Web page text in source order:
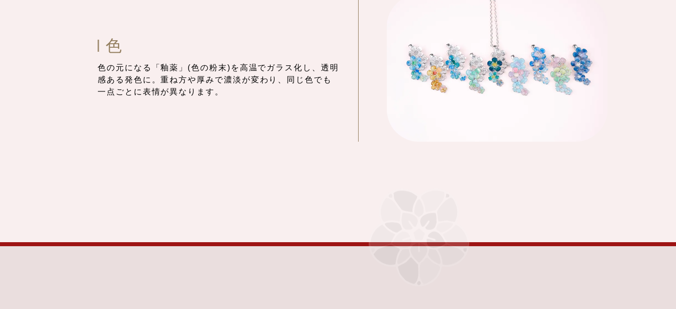
色
色の元になる「釉薬」(色の粉末)を高温でガラス化し、透明
感ある発色に。重ね方や厚みで濃淡が変わり、同じ色でも
一点ごとに表情が異なります。